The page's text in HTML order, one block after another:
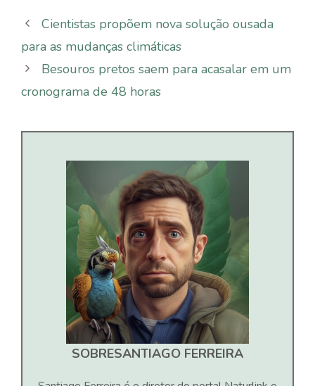
Cientistas propõem nova solução ousada
para as mudanças climáticas
Besouros pretos saem para acasalar em um
cronograma de 48 horas
SOBRESANTIAGO FERREIRA